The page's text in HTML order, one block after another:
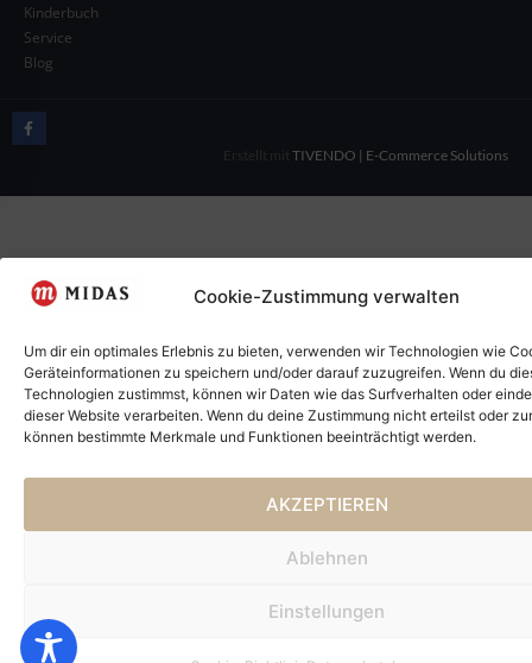
Cookie-Zustimmung verwalten
Um dir ein optimales Erlebnis zu bieten, verwenden wir Technologien wie
Geräteinformationen zu speichern und/oder darauf zuzugreifen. Wenn du
Technologien zustimmst, können wir Daten wie das Surfverhalten oder
dieser Website verarbeiten. Wenn du deine Zustimmung nicht erteilst oder
können bestimmte Merkmale und Funktionen beeinträchtigt werden.
AKZEPTIEREN
Ablehnen
Einstellungen
Kinderbuch
Service
Blog
TIVENDO | E-Commerce Solutions